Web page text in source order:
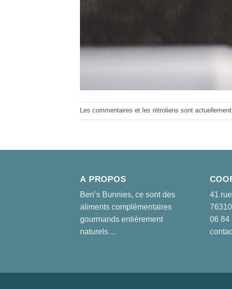
Les commentaires et les rétroliens sont actuellement
A PROPOS
Ben’s Bunnies, ce sont des
aliments complémentaires
gourmands entièrement
naturels…
41
06 84